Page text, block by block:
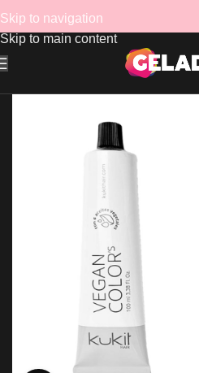
Skip to navigation
Skip to main content